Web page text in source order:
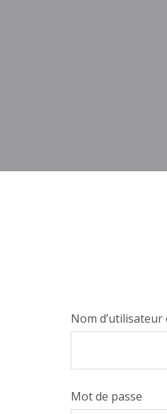
Nom
Mot de passe